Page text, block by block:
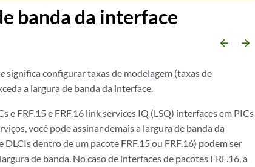
banda da interface
arrow_backward arrow_forward
significa configurar taxas de modelagem (taxas de
a largura de banda da interface.
FRF.15 e FRF.16 link services IQ (LSQ) interfaces em PICs
você pode assinar demais a largura de banda da
dentro de um pacote FRF.15 ou FRF.16) podem ser
de banda. No caso de interfaces de pacotes FRF.16, a